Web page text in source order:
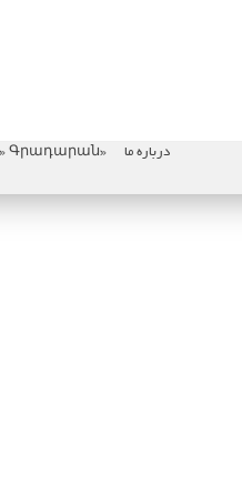
درباره ما «Ս. Ներսէս Շնորհալի» Գրադարան